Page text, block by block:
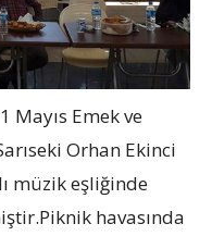
Mayıs Emek ve
Orhan Ekinci
müzik eşliğinde
havasında